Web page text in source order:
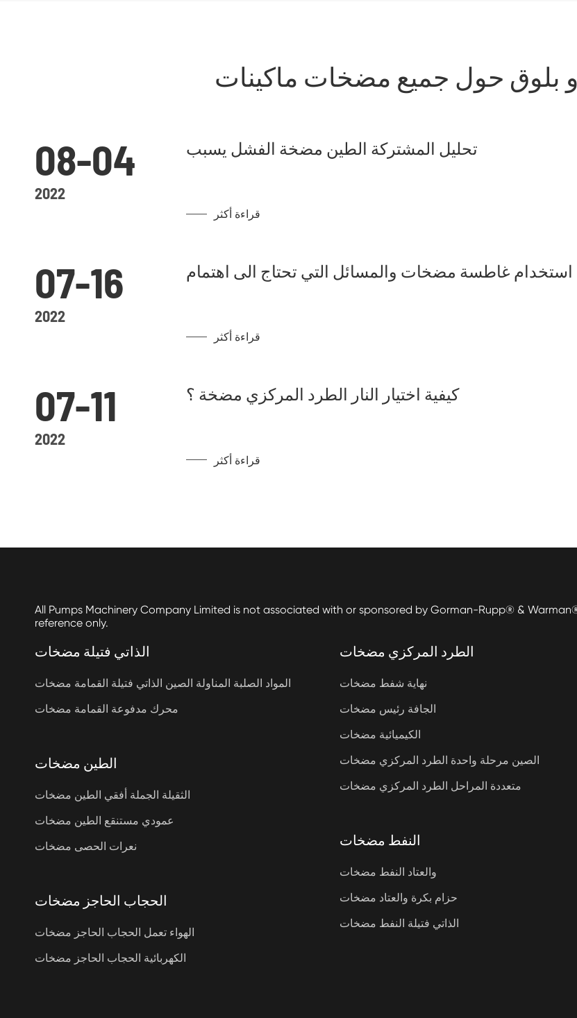
و بلوق حول جميع مضخات ماكينات
08-04
2022
تحليل المشتركة الطين مضخة الفشل يسبب
قراءة أكثر
07-16
2022
استخدام غاطسة مضخات والمسائل التي تحتاج الى اهتمام
قراءة أكثر
07-11
2022
كيفية اختيار النار الطرد المركزي مضخة ؟
قراءة أكثر
All Pumps Machinery Company Limited is not associated with or sponsored by Gorman-Rupp® &
reference only.
الذاتي فتيلة مضخات
المواد الصلبة المناولة الصين الذاتي فتيلة القمامة مضخات
محرك مدفوعة القمامة مضخات
الطين مضخات
الثقيلة الجملة أفقي الطين مضخات
عمودي مستنقع الطين مضخات
نعرات الحصى مضخات
الحجاب الحاجز مضخات
الهواء تعمل الحجاب الحاجز مضخات
الكهربائية الحجاب الحاجز مضخات
الطرد المركزي مضخات
نهاية شفط مضخات
الجافة رئيس مضخات
الكيميائية مضخات
الصين مرحلة واحدة الطرد المركزي مضخات
متعددة المراحل الطرد المركزي مضخات
النفط مضخات
والعتاد النفط مضخات
حزام بكرة والعتاد مضخات
الذاتي فتيلة النفط مضخات